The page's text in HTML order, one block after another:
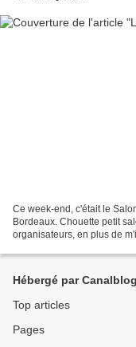
Ce week-end, c'était le
Bordeaux. Chouette petit
organisateurs, en plus de
Hébergé par Canalblog
Top articles
Pages